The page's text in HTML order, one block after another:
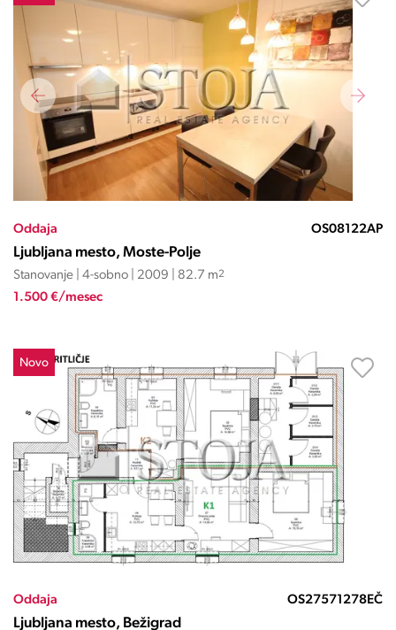
Oddaja OS08122AP
Ljubljana mesto, Moste-Polje
Stanovanje | 4-sobno | 2009 | 82.7 m2
1.500 €/mesec
Novo
Oddaja OS27571278EČ
Ljubljana mesto, Bežigrad